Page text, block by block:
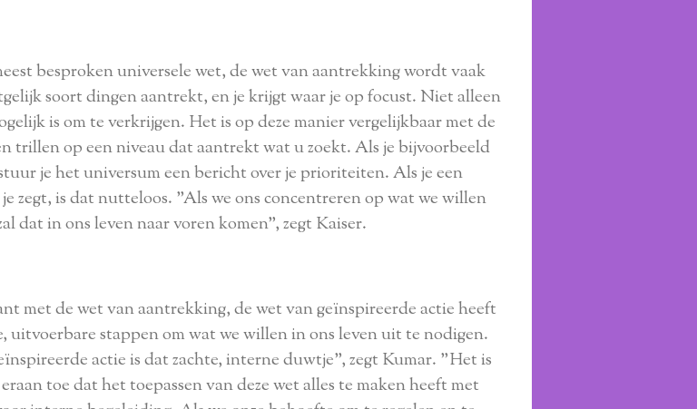
besproken universele wet, de wet van aantrekking wordt vaak
soort dingen aantrekt, en je krijgt waar je op focust. Niet alleen
is om te verkrijgen. Het is op deze manier vergelijkbaar met de
trillen op een niveau dat aantrekt wat u zoekt. Als je bijvoorbeeld
je het universum een ​​bericht over je prioriteiten. Als je een
zegt, is dat nutteloos. "Als we ons concentreren op wat we willen
dat in ons leven naar voren komen", zegt Kaiser.
met de wet van aantrekking, de wet van geïnspireerde actie heeft
uitvoerbare stappen om wat we willen in ons leven uit te nodigen.
actie is dat zachte, interne duwtje", zegt Kumar. "Het is
toe dat het toepassen van deze wet alles te maken heeft met